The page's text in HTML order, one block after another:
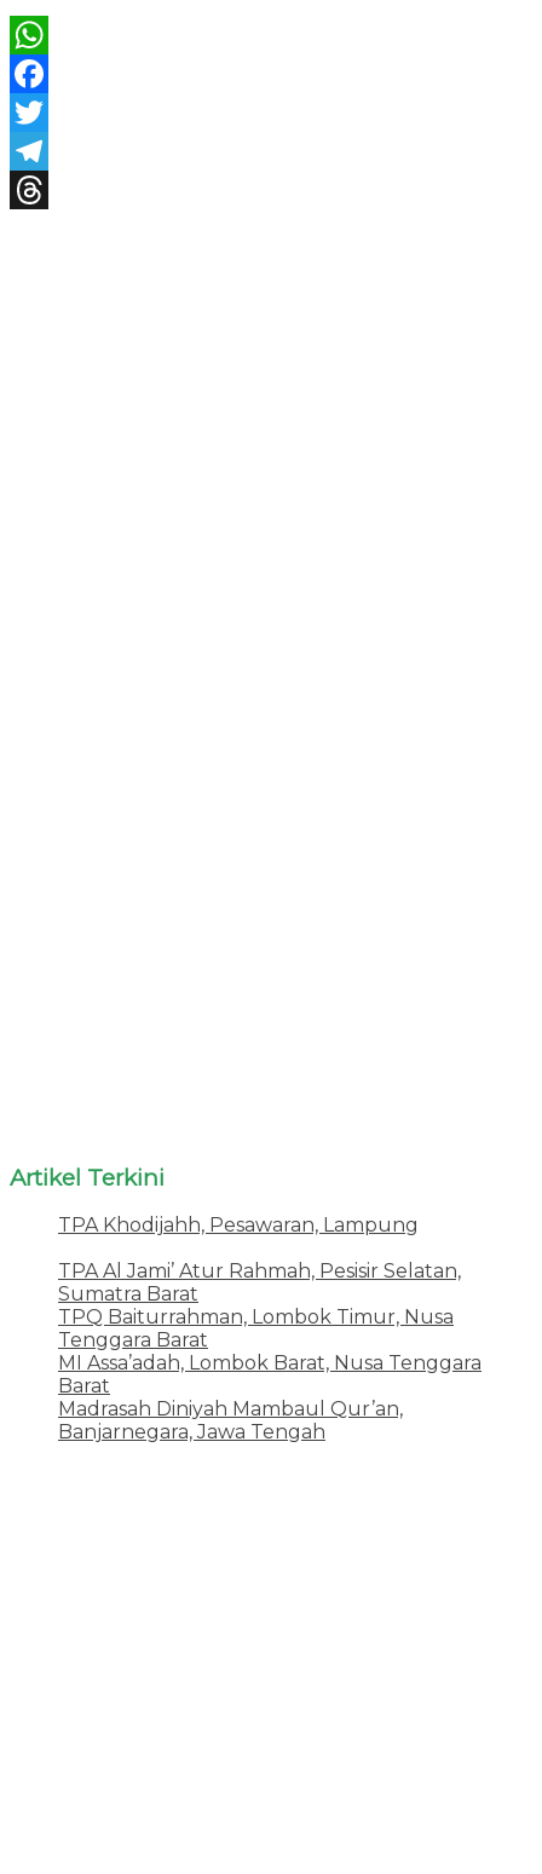
WhatsApp
Facebook
Twitter
Telegram
Artikel Terkini
TPA Khodijahh, Pesawaran, Lampung
TPA Al Jami’ Atur Rahmah, Pesisir Selatan,
Sumatra Barat
TPQ Baiturrahman, Lombok Timur, Nusa
Tenggara Barat
MI Assa’adah, Lombok Barat, Nusa Tenggara
Barat
Madrasah Diniyah Mambaul Qur’an,
Banjarnegara, Jawa Tengah